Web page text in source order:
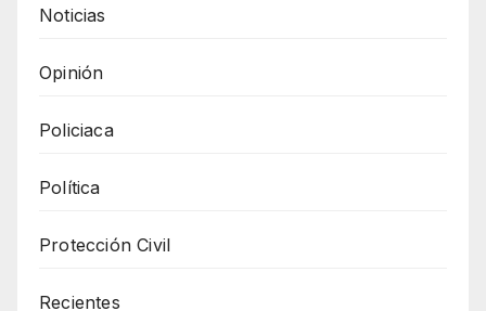
Noticias
Opinión
Policiaca
Política
Protección Civil
Recientes